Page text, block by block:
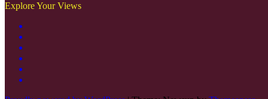
Explore Your Views